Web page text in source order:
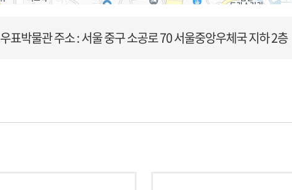
우표박물관주소 : 서울 중구 소공로 70 서울중앙우체국 지하 2층